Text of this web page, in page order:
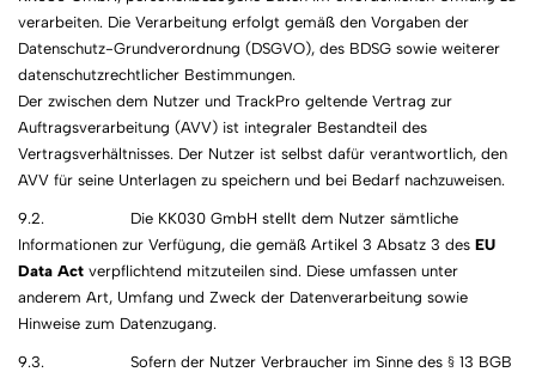
verarbeiten. Die Verarbeitung erfolgt gemäß den Vorgaben der
Datenschutz-Grundverordnung (DSGVO), des BDSG sowie weiterer
datenschutzrechtlicher Bestimmungen.
Der zwischen dem Nutzer und TrackPro geltende Vertrag zur
Auftragsverarbeitung (AVV) ist integraler Bestandteil des
Vertragsverhältnisses. Der Nutzer ist selbst dafür verantwortlich, den
AVV für seine Unterlagen zu speichern und bei Bedarf nachzuweisen.
9.2. Die KK030 GmbH stellt dem Nutzer sämtliche
Informationen zur Verfügung, die gemäß Artikel 3 Absatz 3 des EU
Data Act verpflichtend mitzuteilen sind. Diese umfassen unter
anderem Art, Umfang und Zweck der Datenverarbeitung sowie
Hinweise zum Datenzugang.
9.3. Sofern der Nutzer Verbraucher im Sinne des § 13 BGB